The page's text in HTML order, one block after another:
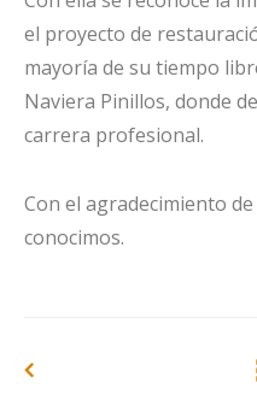
el proyecto de
mayoría de su tiempo
Naviera Pinillos, donde
carrera profesional.
Con el agradecimiento
conocimos.